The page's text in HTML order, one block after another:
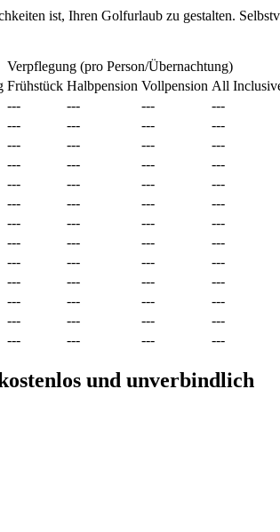
ist, Ihren Golfurlaub zu gestalten.
Verpflegung (pro Person/Übernachtung)
Frühstück Halbpension Vollpension All
--- --- ---
---
--- --- ---
---
--- --- ---
---
--- --- ---
---
--- --- ---
---
--- --- ---
---
--- --- ---
---
--- --- ---
---
--- --- ---
---
--- --- ---
---
--- --- ---
---
--- --- ---
---
--- --- --- ---
und unverbindlich